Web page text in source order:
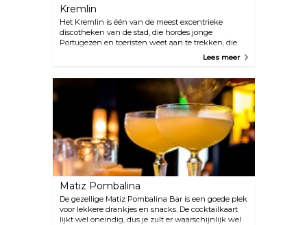
Kremlin
Het Kremlin is één van de meest excentrieke
discotheken van de stad, die hordes jonge
Portugezen en toeristen weet aan te trekken, die
dansen op Techno en Acid House. Het werd eerder
Lees meer
Matiz Pombalina
De gezellige Matiz Pombalina Bar is een goede plek
voor lekkere drankjes en snacks. De cocktailkaart
lijkt wel oneindig, dus je zult er waarschijnlijk wel